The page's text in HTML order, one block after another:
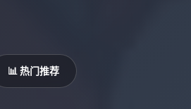
📊 热门推荐